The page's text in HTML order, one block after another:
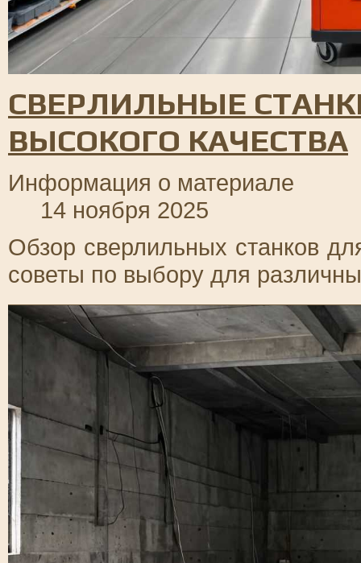
СВЕРЛИЛЬНЫЕ
ВЫСОКОГО КАЧЕСТВА
Информация о материале
14 ноября 2025
Обзор сверлильных станков
советы по выбору для